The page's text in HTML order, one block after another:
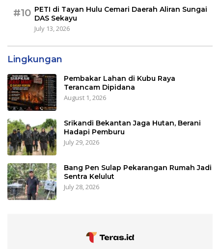
#10 PETI di Tayan Hulu Cemari Daerah Aliran Sungai
DAS Sekayu
July 13, 2026
Lingkungan
Pembakar Lahan di Kubu Raya
Terancam Dipidana
August 1, 2026
Srikandi Bekantan Jaga Hutan, Berani
Hadapi Pemburu
July 29, 2026
Bang Pen Sulap Pekarangan Rumah Jadi
Sentra Kelulut
July 28, 2026